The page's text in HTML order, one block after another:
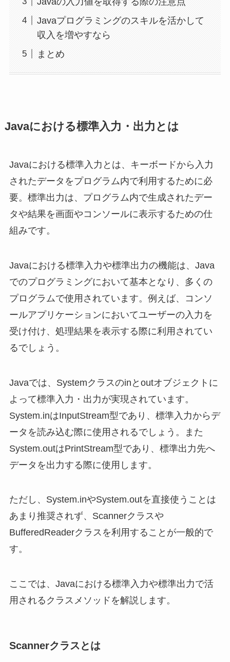
Javaプログラミングのスキルを活かして
収入を増やすなら
まとめ
Javaにおける標準入力・出力とは
Javaにおける標準入力とは、キーボードから入力
されたデータをプログラム内で利用するために必
要。標準出力は、プログラム内で生成されたデー
タや結果を画面やコンソールに表示するための仕
組みです。
Javaにおける標準入力や標準出力の機能は、Java
でのプログラミングにおいて基本となり、多くの
プログラムで使用されています。例えば、コンソ
ールアプリケーションにおいてユーザーの入力を
受け付け、処理結果を表示する際に利用されてい
るでしょう。
Javaでは、Systemクラスのinとoutオブジェクトに
よって標準入力・出力が実現されています。
System.inはInputStream型であり、標準入力からデ
ータを読み込む際に使用されるでしょう。また
System.outはPrintStream型であり、標準出力先へ
データを出力する際に使用します。
ただし、System.inやSystem.outを直接使うことは
あまり推奨されず、Scannerクラスや
BufferedReaderクラスを利用することが一般的で
す。
ここでは、Javaにおける標準入力や標準出力で活
用されるクラスメソッドを解説します。
Scannerクラスとは